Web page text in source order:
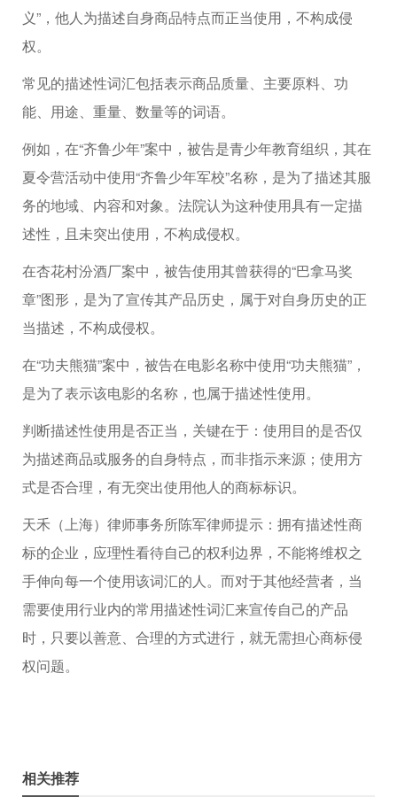
义”，他人为描述自身商品特点而正当使用，不构成侵
权。
常见的描述性词汇包括表示商品质量、主要原料、功
能、用途、重量、数量等的词语。
例如，在“齐鲁少年”案中，被告是青少年教育组织，其在
夏令营活动中使用“齐鲁少年军校”名称，是为了描述其服
务的地域、内容和对象。法院认为这种使用具有一定描
述性，且未突出使用，不构成侵权。
在杏花村汾酒厂案中，被告使用其曾获得的“巴拿马奖
章”图形，是为了宣传其产品历史，属于对自身历史的正
当描述，不构成侵权。
在“功夫熊猫”案中，被告在电影名称中使用“功夫熊猫”，
是为了表示该电影的名称，也属于描述性使用。
判断描述性使用是否正当，关键在于：使用目的是否仅
为描述商品或服务的自身特点，而非指示来源；使用方
式是否合理，有无突出使用他人的商标标识。
天禾（上海）律师事务所陈军律师提示：拥有描述性商
标的企业，应理性看待自己的权利边界，不能将维权之
手伸向每一个使用该词汇的人。而对于其他经营者，当
需要使用行业内的常用描述性词汇来宣传自己的产品
时，只要以善意、合理的方式进行，就无需担心商标侵
权问题。
相关推荐